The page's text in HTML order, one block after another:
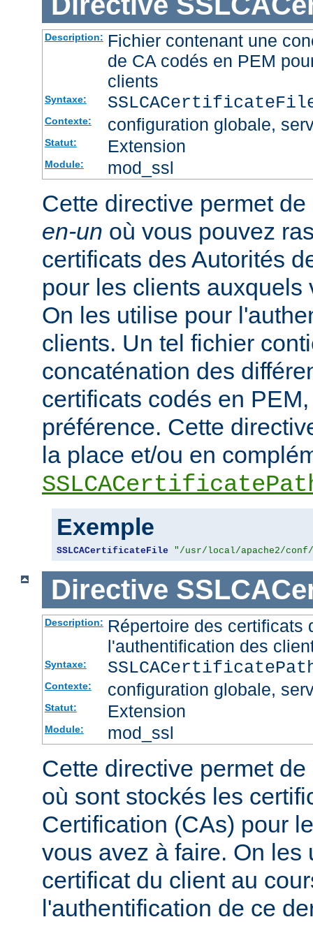
Description: Fichier contenant une
de CA codés en PEM
clients
Syntaxe:
Contexte: configuration globale,
Statut: Extension
Module: mod_ssl
Cette directive permet
en-un où vous pouvez
certificats des Autorités
pour les clients auxquels
On les utilise pour
clients. Un tel fichier
concaténation des
certificats codés en
préférence. Cette
la place et/ou en
Exemple
SSLCACertificateFile "/usr/local/apache2/
Directive
Description: Répertoire des certificats
l'authentification des
Syntaxe:
Contexte: configuration globale,
Statut: Extension
Module: mod_ssl
Cette directive permet
où sont stockés les
Certification (CAs) pour
vous avez à faire. On les
certificat du client au
l'authentification de ce